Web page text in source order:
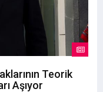
Teorik
Aşıyor